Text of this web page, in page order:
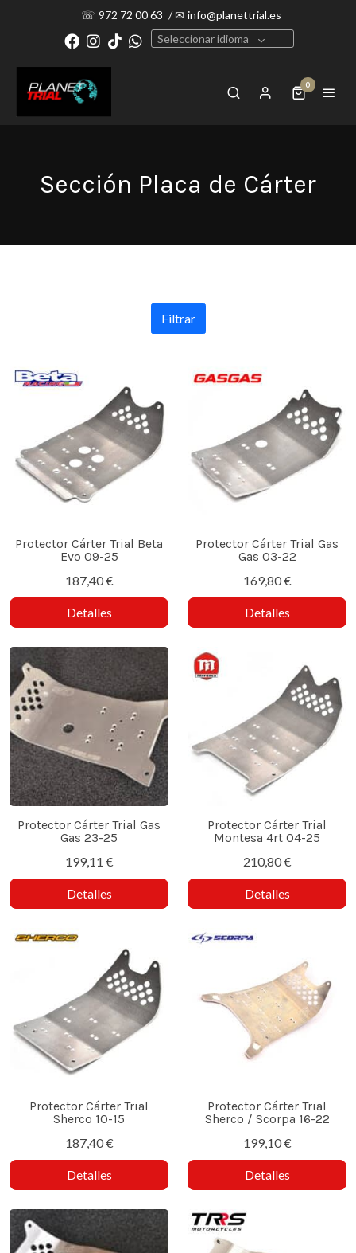
☏ 972 72 00 63 /✉ info@planettrial.es
Seleccionar idioma
0
Sección Placa de Cárter
Filtrar
Protector Cárter Trial Beta
Evo 09-25
187,40 €
Detalles
Protector Cárter Trial Gas
Gas 03-22
169,80 €
Detalles
Protector Cárter Trial Gas
Gas 23-25
199,11 €
Detalles
Protector Cárter Trial
Montesa 4rt 04-25
210,80 €
Detalles
Protector Cárter Trial
Sherco 10-15
187,40 €
Detalles
Protector Cárter Trial
Sherco / Scorpa 16-22
199,10 €
Detalles